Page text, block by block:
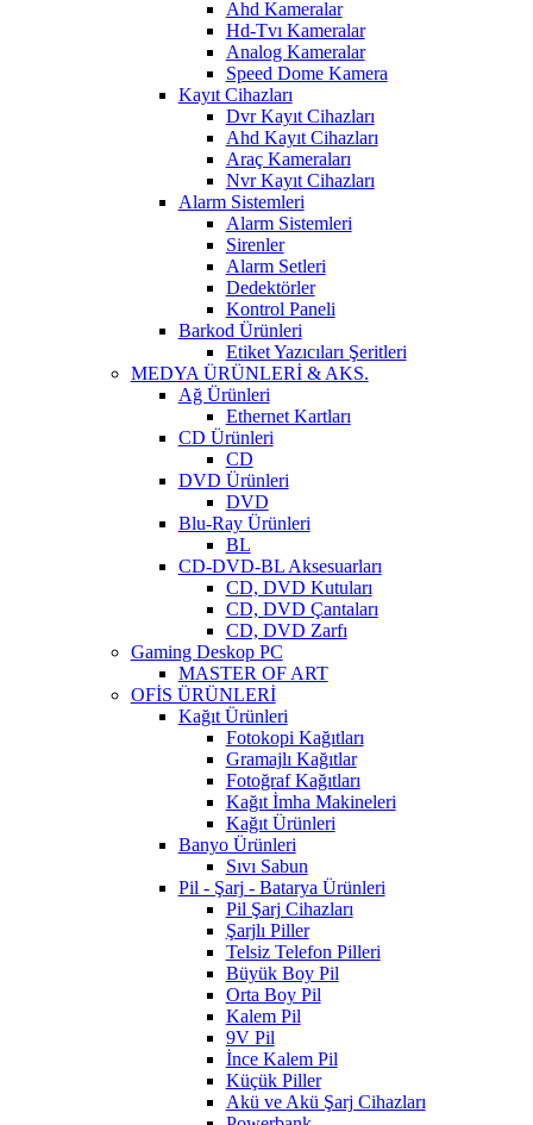
Ahd Kameralar
Hd-Tvı Kameralar
Analog Kameralar
Speed Dome Kamera
Kayıt Cihazları
Dvr Kayıt Cihazları
Ahd Kayıt Cihazları
Araç Kameraları
Nvr Kayıt Cihazları
Alarm Sistemleri
Alarm Sistemleri
Sirenler
Alarm Setleri
Dedektörler
Kontrol Paneli
Barkod Ürünleri
Etiket Yazıcıları Şeritleri
MEDYA ÜRÜNLERİ & AKS.
Ağ Ürünleri
Ethernet Kartları
CD Ürünleri
CD
DVD Ürünleri
DVD
Blu-Ray Ürünleri
BL
CD-DVD-BL Aksesuarları
CD, DVD Kutuları
CD, DVD Çantaları
CD, DVD Zarfı
Gaming Deskop PC
MASTER OF ART
OFİS ÜRÜNLERİ
Kağıt Ürünleri
Fotokopi Kağıtları
Gramajlı Kağıtlar
Fotoğraf Kağıtları
Kağıt İmha Makineleri
Kağıt Ürünleri
Banyo Ürünleri
Sıvı Sabun
Pil - Şarj - Batarya Ürünleri
Pil Şarj Cihazları
Şarjlı Piller
Telsiz Telefon Pilleri
Büyük Boy Pil
Orta Boy Pil
Kalem Pil
9V Pil
İnce Kalem Pil
Küçük Piller
Akü ve Akü Şarj Cihazları